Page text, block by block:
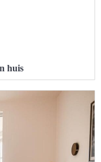
huis